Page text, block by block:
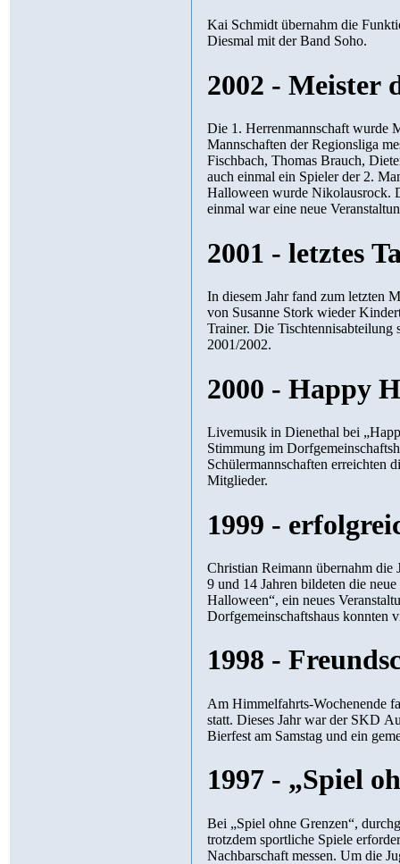
Kai Schmidt übernahm die
Diesmal mit der Band Soho.
2002 - Meister
Die 1. Herrenmannschaft wurde
Mannschaften der Regionsliga
Fischbach, Thomas Brauch,
auch einmal ein Spieler der 2.
Halloween wurde Nikolausrock.
einmal war eine neue
2001 - letztes
In diesem Jahr fand zum letzten
von Susanne Stork wieder
Trainer. Die Tischtennisabteilung
2001/2002.
2000 - Happy
Livemusik in Dienethal bei
Stimmung im
Schülermannschaften erreichten
Mitglieder.
1999 -
Christian Reimann übernahm
9 und 14 Jahren bildeten die
Halloween“, ein neues
Dorfgemeinschaftshaus konnten
1998 -
Am Himmelfahrts-Wochenende
statt. Dieses Jahr war der SKD
Bierfest am Samstag und ein
1997 - „Spiel
Bei „Spiel ohne Grenzen“,
trotzdem sportliche Spiele
Nachbarschaft messen. Um die